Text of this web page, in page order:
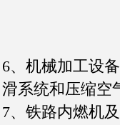
6、机械加工设
滑系统和压缩空
7、铁路内燃机